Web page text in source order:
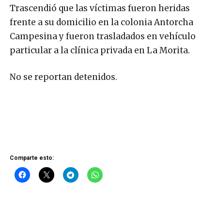
Trascendió que las víctimas fueron heridas
frente a su domicilio en la colonia Antorcha
Campesina y fueron trasladados en vehículo
particular a la clínica privada en La Morita.
No se reportan detenidos.
Comparte esto: